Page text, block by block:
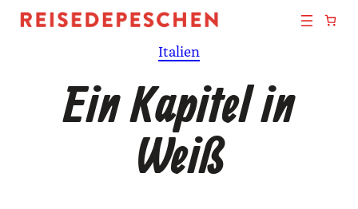
Zum
Italien
Ein Kapitel in
Weiß